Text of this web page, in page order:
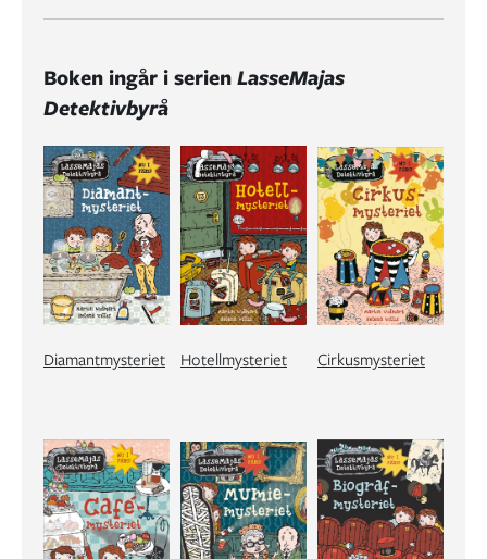
Boken ingår i serienLasseMajas
Detektivbyrå
Diamantmysteriet Hotellmysteriet Cirkusmysteriet